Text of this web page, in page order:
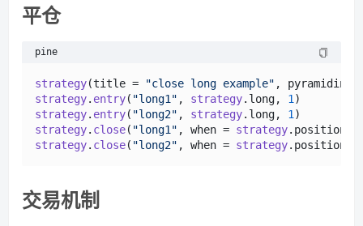
平仓
pine
strategy(title = "close long example" , pyramiding
strategy. entry( "long1" , strategy. long, 1
strategy. entry( "long2" , strategy. long, 1
strategy. close( "long1" , when = strategy.
strategy. close( "long2" , when = strategy.
交易机制